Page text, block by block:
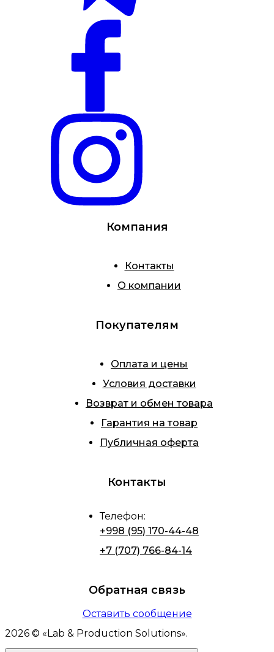
Компания
Контакты
О компании
Покупателям
Оплата и цены
Условия доставки
Возврат и обмен товара
Гарантия на товар
Публичная оферта
Контакты
Телефон:
+998 (95) 170-44-48
+7 (707) 766-84-14
Обратная связь
Оставить сообщение
2026 © « Lab & Production Solutions».